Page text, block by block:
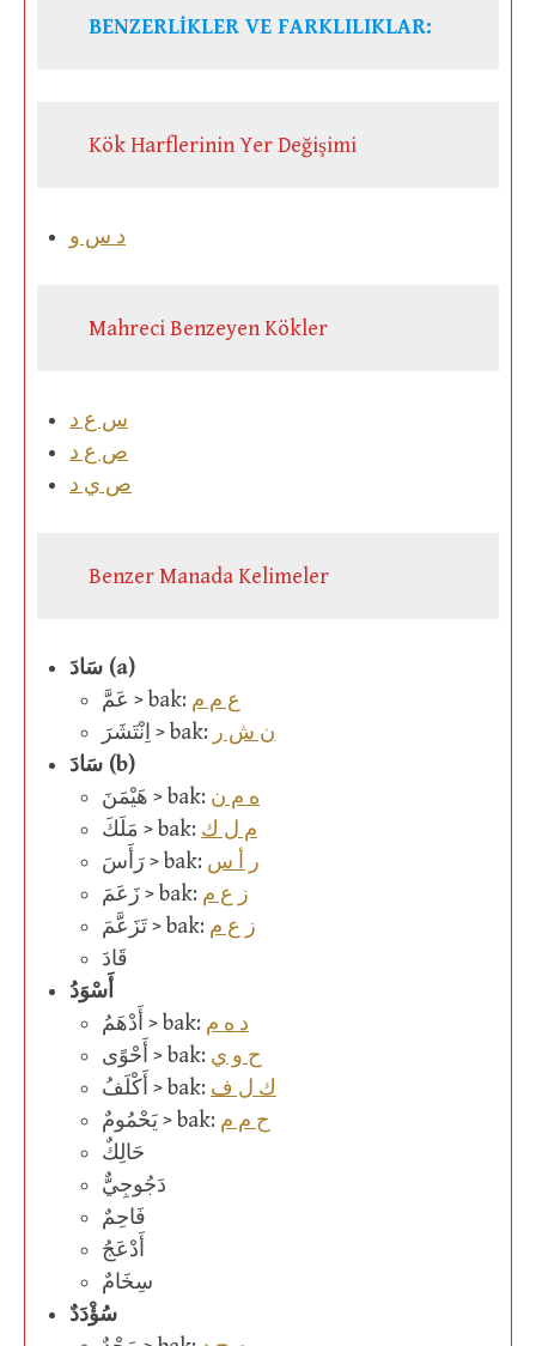
BENZERLİKLER VE FARKLILIKLAR:
Kök Harflerinin Yer Değişimi
د س و
Mahreci Benzeyen Kökler
س ع د
ص ع د
ص ي د
Benzer Manada Kelimeler
سَادَ (a)
عَمَّ > bak: ع م م
اِنْتَشَرَ > bak: ن ش ر
سَادَ (b)
هَيْمَنَ > bak: ه م ن
مَلَكَ > bak: م ل ك
رَأَسَ > bak: ر أ س
زَعَمَ > bak: ز ع م
تَزَعَّمَ > bak: ز ع م
قَادَ
أَسْوَدُ
أَدْهَمُ > bak: د ه م
أَحْوًى > bak: ح و ي
أَكْلَفُ > bak: ك ل ف
يَحْمُومٌ > bak: ح م م
حَالِكٌ
دَجُوجِيٌّ
فَاحِمٌ
أَدْعَجُ
سِخَامٌ
سُؤْدَدٌ